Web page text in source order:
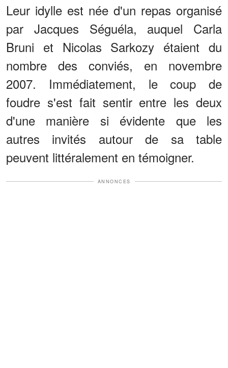
Leur idylle est née d'un repas organisé
par Jacques Séguéla, auquel Carla
Bruni et Nicolas Sarkozy étaient du
nombre des conviés, en novembre
2007. Immédiatement, le coup de
foudre s'est fait sentir entre les deux
d'une manière si évidente que les
autres invités autour de sa table
peuvent littéralement en témoigner.
ANNONCES